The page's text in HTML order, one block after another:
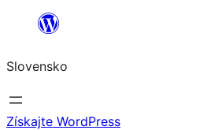
Prejsť
obsah
Slovensko
Získajte WordPress